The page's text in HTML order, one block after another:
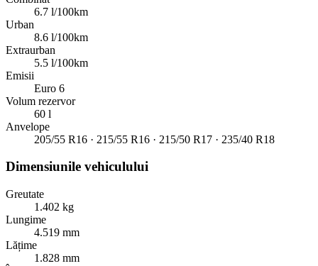
6.7 l/100km
Urban
8.6 l/100km
Extraurban
5.5 l/100km
Emisii
Euro 6
Volum rezervor
60 l
Anvelope
205/55 R16 · 215/55 R16 · 215/50 R17 · 235/40 R18
Dimensiunile vehiculului
Greutate
1.402 kg
Lungime
4.519 mm
Lățime
1.828 mm